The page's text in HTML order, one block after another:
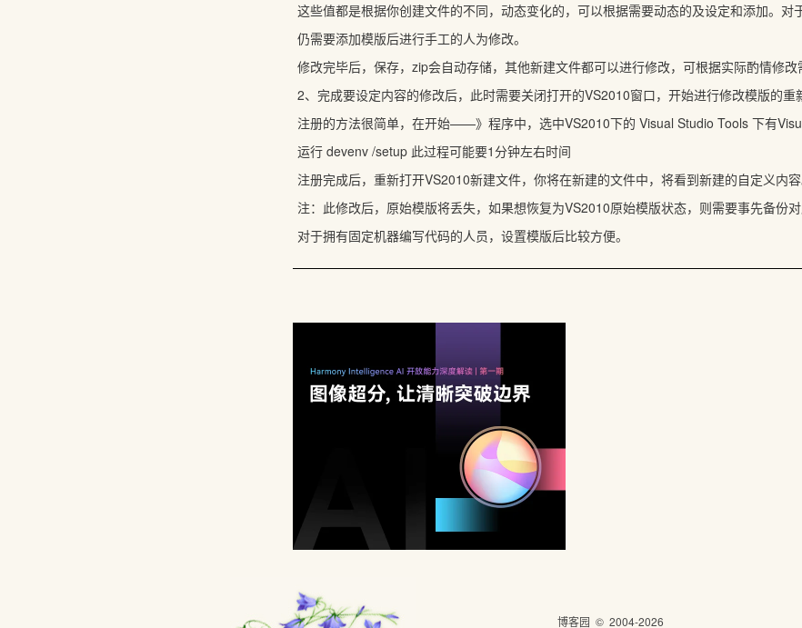
这些值都是根据你创建文件的不同，动态变化的，可以根据需要动态的及设定和添加。
仍需要添加模版后进行手工的人为修改。
修改完毕后，保存，zip会自动存储，其他新建文件都可以进行修改，可根据实际酌情修改
2、完成要设定内容的修改后，此时需要关闭打开的VS2010窗口，开始进行修改模版的重
注册的方法很简单，在开始——》程序中，选中VS2010下的 Visual Studio Tools 下有
运行 devenv /setup 此过程可能要1分钟左右时间
注册完成后，重新打开VS2010新建文件，你将在新建的文件中，将看到新建的自定义内容
注：此修改后，原始模版将丢失，如果想恢复为VS2010原始模版状态，则需要事先备份
对于拥有固定机器编写代码的人员，设置模版后比较方便。
博客园 © 2004-2026